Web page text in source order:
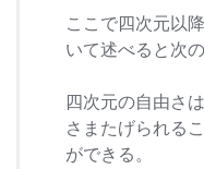
ここで四次元以
いて述べると次
四次元の自由さ
さまたげられる
ができる。